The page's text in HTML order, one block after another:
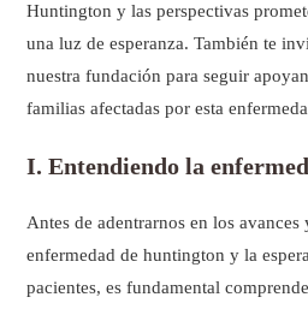
Huntington y las perspectivas
una luz de esperanza. También te
nuestra fundación para seguir
familias afectadas por esta
I. Entendiendo la
Antes de adentrarnos en los avances
enfermedad de huntington y la
pacientes, es fundamental